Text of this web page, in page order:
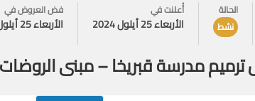
الحالة
نشط
أُعلنت في
الأربعاء 25 أيلول 2024
فض العروض في
الأربعاء 25 أيلول 2024
مدرسة قبريخا – مبنى